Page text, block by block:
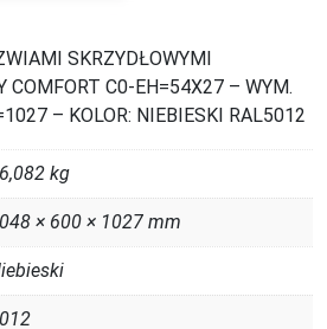
SKRZYDŁOWYMI
COMFORT C0-EH=54X27 – WYM.
– KOLOR: NIEBIESKI RAL5012
kg
× 600 × 1027 mm